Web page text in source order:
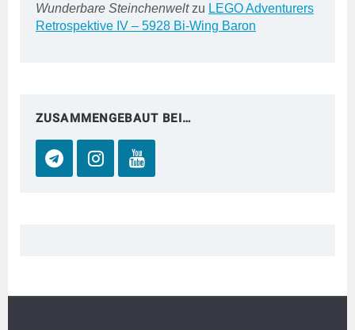
Wunderbare Steinchenweltzu LEGO Adventurers
Retrospektive IV – 5928 Bi-Wing Baron
ZUSAMMENGEBAUT BEI…